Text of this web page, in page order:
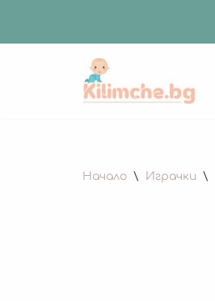
Продължете
Начало \ Играчки \